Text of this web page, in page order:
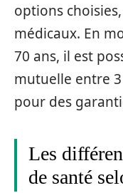
options
médicaux. En
70 ans, il est
mutuelle entre
pour des
Les
de santé